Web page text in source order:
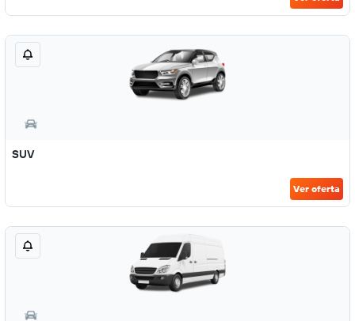
SUV
Ver oferta